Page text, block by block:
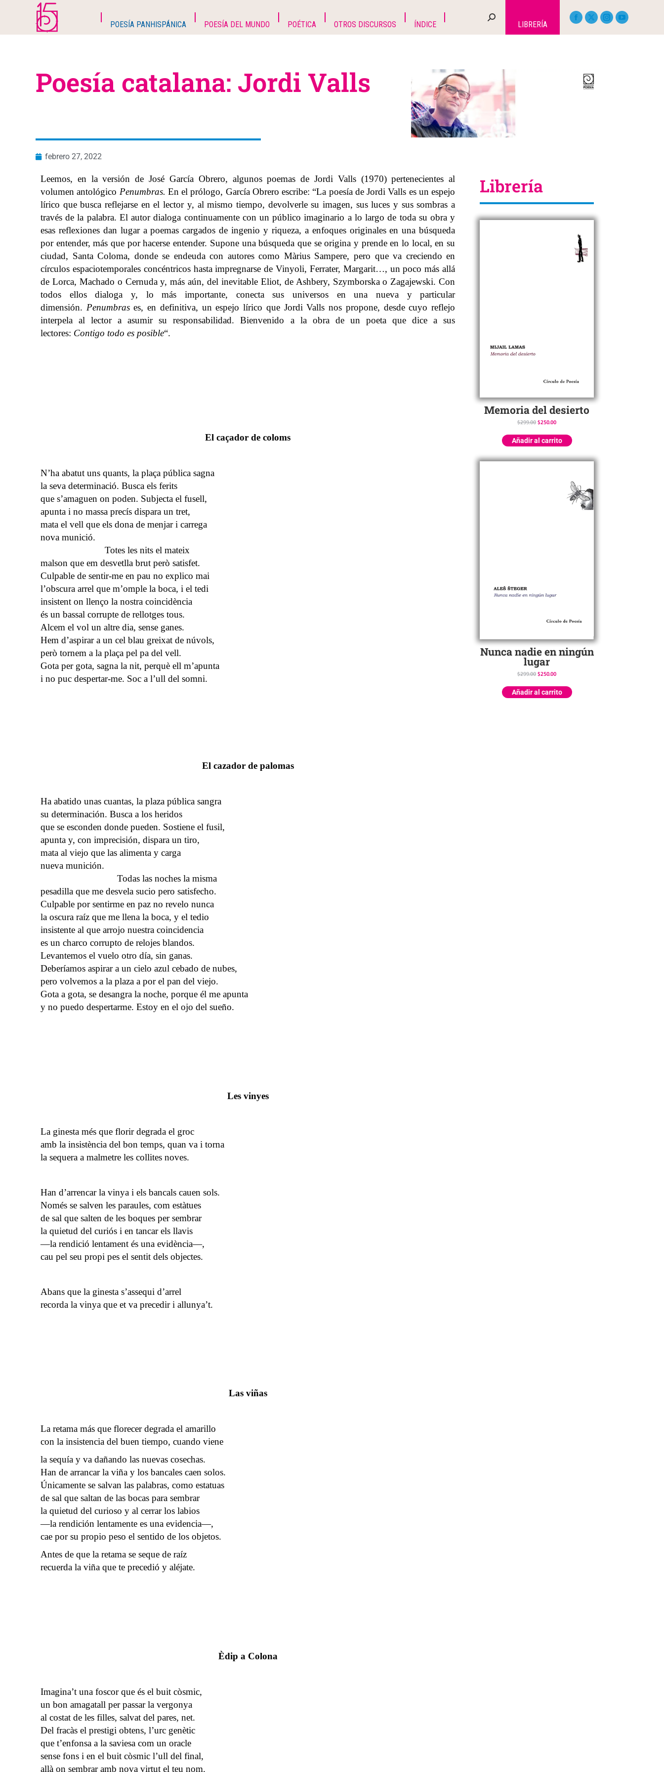
POESÍA PANHISPÁNICA POESÍA DEL MUNDO POÉTICA OTROS DISCURSOS ÍNDICE LIBRERÍA
Poesía catalana: Jordi Valls
febrero 27, 2022
Leemos, en la versión de José García Obrero, algunos poemas de Jordi Valls (1970) pertenecientes al
volumen antológico Penumbras. En el prólogo, García Obrero escribe: “La poesía de Jordi Valls es un espejo
lírico que busca reflejarse en el lector y, al mismo tiempo, devolverle su imagen, sus luces y sus sombras a
través de la palabra. El autor dialoga continuamente con un público imaginario a lo largo de toda su obra y
esas reflexiones dan lugar a poemas cargados de ingenio y riqueza, a enfoques originales en una búsqueda
por entender, más que por hacerse entender. Supone una búsqueda que se origina y prende en lo local, en su
ciudad, Santa Coloma, donde se endeuda con autores como Màrius Sampere, pero que va creciendo en
círculos espaciotemporales concéntricos hasta impregnarse de Vinyoli, Ferrater, Margarit…, un poco más allá
de Lorca, Machado o Cernuda y, más aún, del inevitable Eliot, de Ashbery, Szymborska o Zagajewski. Con
todos ellos dialoga y, lo más importante, conecta sus universos en una nueva y particular
dimensión. Penumbrases, en definitiva, un espejo lírico que Jordi Valls nos propone, desde cuyo reflejo
interpela al lector a asumir su responsabilidad. Bienvenido a la obra de un poeta que dice a sus
lectores: Contigo todo es posible“.
El caçador de coloms
N’ha abatut uns quants, la plaça pública sagna
la seva determinació. Busca els ferits
que s’amaguen on poden. Subjecta el fusell,
apunta i no massa precís dispara un tret,
mata el vell que els dona de menjar i carrega
nova munició.
Totes les nits el mateix
malson que em desvetlla brut però satisfet.
Culpable de sentir-me en pau no explico mai
l’obscura arrel que m’omple la boca, i el tedi
insistent on llenço la nostra coincidència
és un bassal corrupte de rellotges tous.
Alcem el vol un altre dia, sense ganes.
Hem d’aspirar a un cel blau greixat de núvols,
però tornem a la plaça pel pa del vell.
Gota per gota, sagna la nit, perquè ell m’apunta
i no puc despertar-me. Soc a l’ull del somni.
El cazador de palomas
Ha abatido unas cuantas, la plaza pública sangra
su determinación. Busca a los heridos
que se esconden donde pueden. Sostiene el fusil,
apunta y, con imprecisión, dispara un tiro,
mata al viejo que las alimenta y carga
nueva munición.
Todas las noches la misma
pesadilla que me desvela sucio pero satisfecho.
Culpable por sentirme en paz no revelo nunca
la oscura raíz que me llena la boca, y el tedio
insistente al que arrojo nuestra coincidencia
es un charco corrupto de relojes blandos.
Levantemos el vuelo otro día, sin ganas.
Deberíamos aspirar a un cielo azul cebado de nubes,
pero volvemos a la plaza a por el pan del viejo.
Gota a gota, se desangra la noche, porque él me apunta
y no puedo despertarme. Estoy en el ojo del sueño.
Les vinyes
La ginesta més que florir degrada el groc
amb la insistència del bon temps, quan va i torna
la sequera a malmetre les collites noves.
Han d’arrencar la vinya i els bancals cauen sols.
Només se salven les paraules, com estàtues
de sal que salten de les boques per sembrar
la quietud del curiós i en tancar els llavis
—la rendició lentament és una evidència—,
cau pel seu propi pes el sentit dels objectes.
Abans que la ginesta s’assequi d’arrel
recorda la vinya que et va precedir i allunya’t.
Las viñas
La retama más que florecer degrada el amarillo
con la insistencia del buen tiempo, cuando viene
la sequía y va dañando las nuevas cosechas.
Han de arrancar la viña y los bancales caen solos.
Únicamente se salvan las palabras, como estatuas
de sal que saltan de las bocas para sembrar
la quietud del curioso y al cerrar los labios
—la rendición lentamente es una evidencia—,
cae por su propio peso el sentido de los objetos.
Antes de que la retama se seque de raíz
recuerda la viña que te precedió y aléjate.
Èdip a Colona
Imagina’t una foscor que és el buit còsmic,
un bon amagatall per passar la vergonya
al costat de les filles, salvat del pares, net.
Del fracàs el prestigi obtens, l’urc genètic
que t’enfonsa a la saviesa com un oracle
sense fons i en el buit còsmic l’ull del final,
allà on sembrar amb nova virtut el teu nom.
Librería
Memoria del desierto
$299.00 $250.00
Añadir al carrito
Nunca nadie en ningún
lugar
$299.00 $250.00
Añadir al carrito